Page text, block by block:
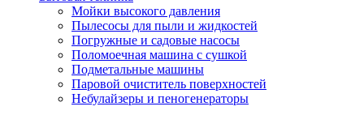
Мойки высокого давления
Пылесосы для пыли и жидкостей
Погружные и садовые насосы
Поломоечная машина с сушкой
Подметальные машины
Паровой очиститель поверхностей
Небулайзеры и пеногенераторы